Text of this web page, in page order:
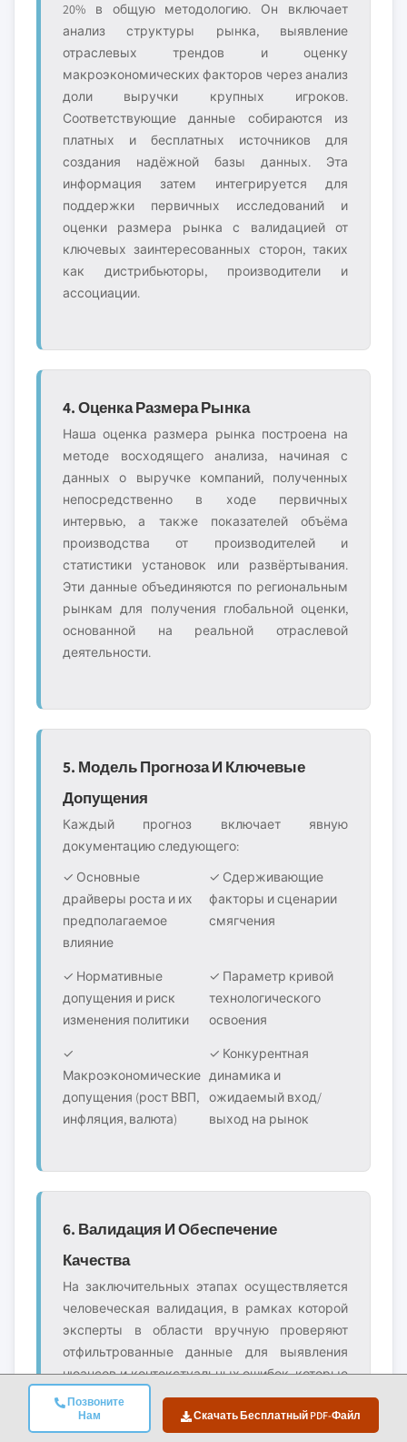
Позвоните
Нам
Скачать Бесплатный PDF-Файл
20% в общую методологию. Он включает
анализ структуры рынка, выявление
отраслевых трендов и оценку
макроэкономических факторов через анализ
доли выручки крупных игроков.
Соответствующие данные собираются из
платных и бесплатных источников для
создания надёжной базы данных. Эта
информация затем интегрируется для
поддержки первичных исследований и
оценки размера рынка с валидацией от
ключевых заинтересованных сторон, таких
как дистрибьюторы, производители и
ассоциации.
4. Оценка Размера Рынка
Наша оценка размера рынка построена на
методе восходящего анализа, начиная с
данных о выручке компаний, полученных
непосредственно в ходе первичных
интервью, а также показателей объёма
производства от производителей и
статистики установок или развёртывания.
Эти данные объединяются по региональным
рынкам для получения глобальной оценки,
основанной на реальной отраслевой
деятельности.
5. Модель Прогноза И Ключевые
Допущения
Каждый прогноз включает явную
документацию следующего:
✓ Основные
драйверы роста и их
предполагаемое
влияние
✓ Сдерживающие
факторы и сценарии
смягчения
✓ Нормативные
допущения и риск
изменения политики
✓ Параметр кривой
технологического
освоения
✓
Макроэкономические
допущения (рост ВВП,
инфляция, валюта)
✓ Конкурентная
динамика и
ожидаемый вход/
выход на рынок
6. Валидация И Обеспечение
Качества
На заключительных этапах осуществляется
человеческая валидация, в рамках которой
эксперты в области вручную проверяют
отфильтрованные данные для выявления
нюансов и контекстуальных ошибок, которые
могут ускользнуть автоматизированные
системы. Эта экспертная проверка